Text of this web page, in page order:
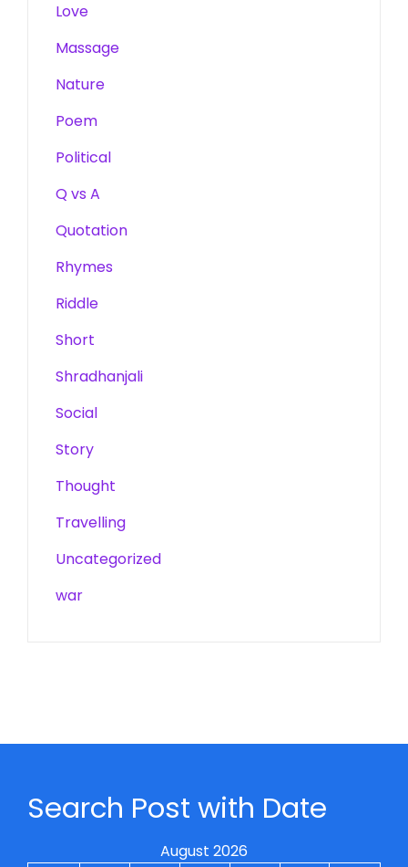
Love
Massage
Nature
Poem
Political
Q vs A
Quotation
Rhymes
Riddle
Short
Shradhanjali
Social
Story
Thought
Travelling
Uncategorized
war
Search Post with Date
August 2026